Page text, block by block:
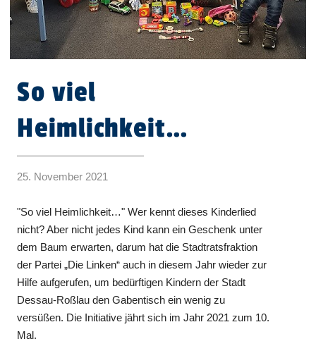
So viel
Heimlichkeit…
25. November 2021
"So viel Heimlichkeit…" Wer kennt dieses Kinderlied
nicht? Aber nicht jedes Kind kann ein Geschenk unter
dem Baum erwarten, darum hat die Stadtratsfraktion
der Partei „Die Linken“ auch in diesem Jahr wieder zur
Hilfe aufgerufen, um bedürftigen Kindern der Stadt
Dessau-Roßlau den Gabentisch ein wenig zu
versüßen. Die Initiative jährt sich im Jahr 2021 zum 10.
Mal.